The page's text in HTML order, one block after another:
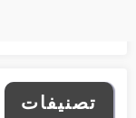
تصنيفات